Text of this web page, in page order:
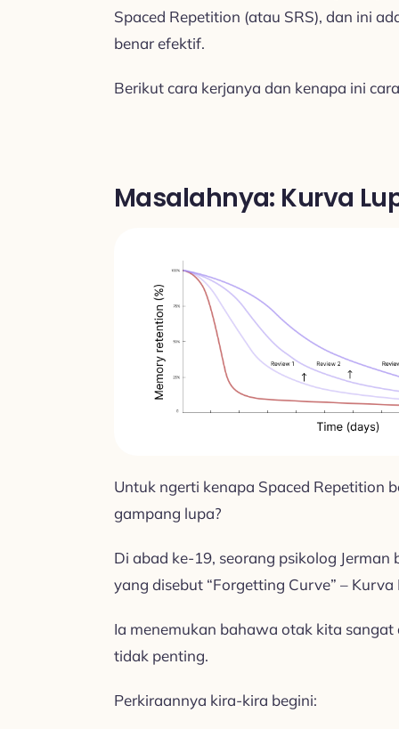
Spaced Repetition (atau SRS), dan ini
benar efektif.
Berikut cara kerjanya dan kenapa ini
Masalahnya: Kurva
Untuk ngerti kenapa Spaced Repetition
gampang lupa?
Di abad ke-19, seorang psikolog
yang disebut “Forgetting Curve” – Kurva
Ia menemukan bahawa otak kita
tidak penting.
Perkiraannya kira-kira begini: